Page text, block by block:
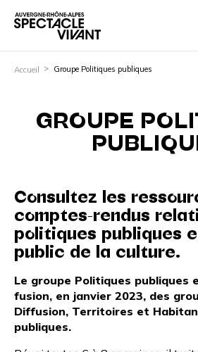
Accueil Groupe Politiques publiques
GROUPE
Consultez les
comptes-rendus
politiques publiques
public de la culture.
Le groupe Politiques publiques
fusion, en janvier 2023, des
Diffusion, Territoires et
publiques.